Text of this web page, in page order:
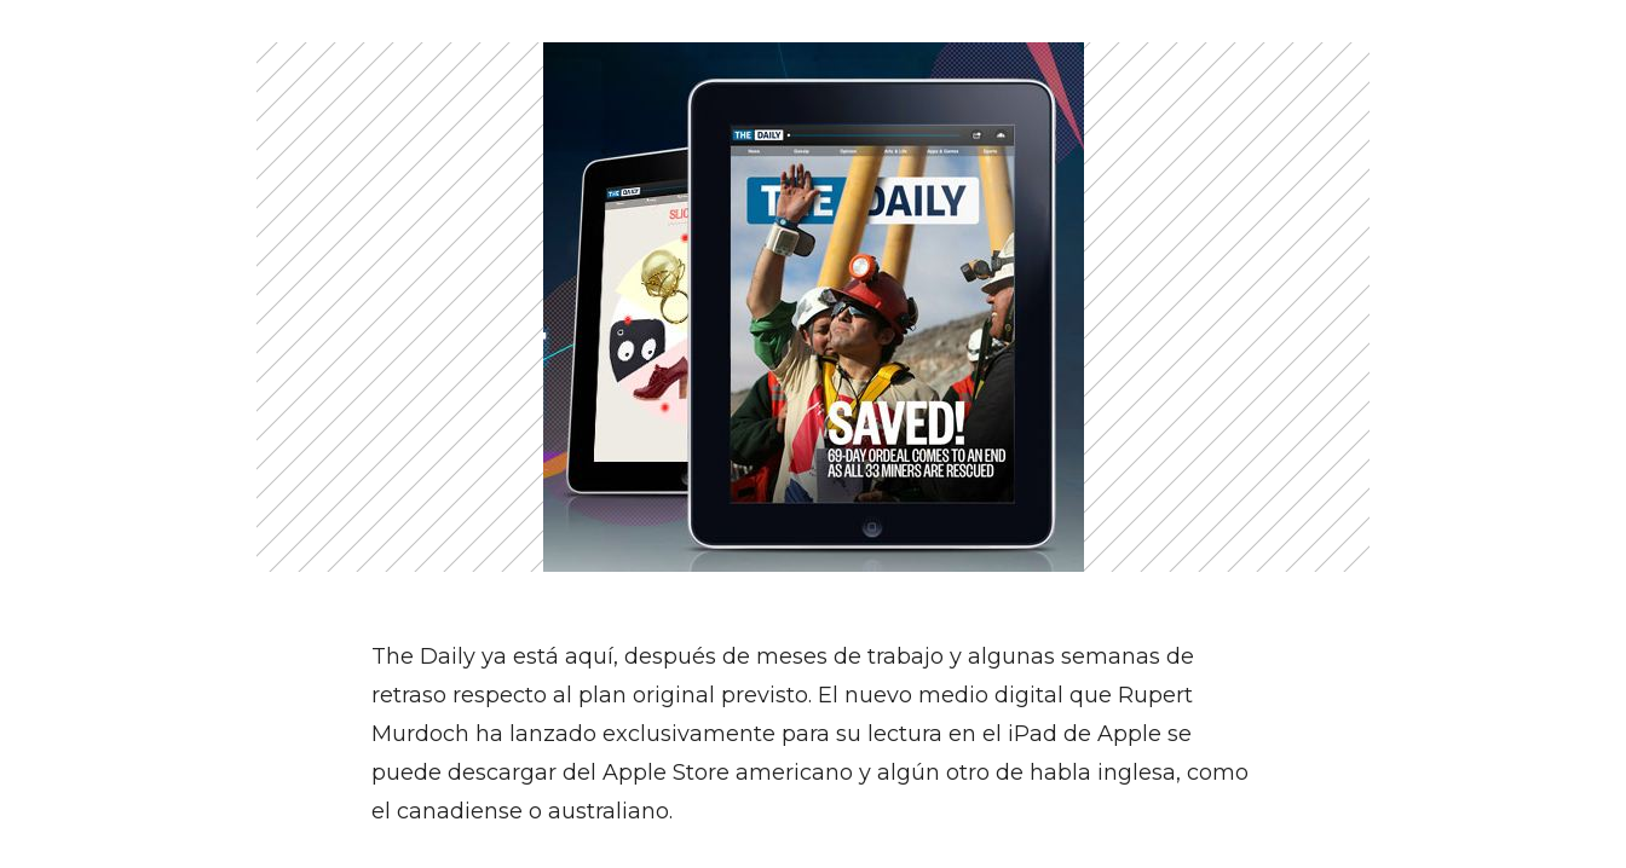
The Daily ya está aquí, después de meses de trabajo y algunas semanas de
retraso respecto al plan original previsto. El nuevo medio digital que Rupert
Murdoch ha lanzado exclusivamente para su lectura en el iPad de Apple se
puede descargar del Apple Store americano y algún otro de habla inglesa, como
el canadiense o australiano.